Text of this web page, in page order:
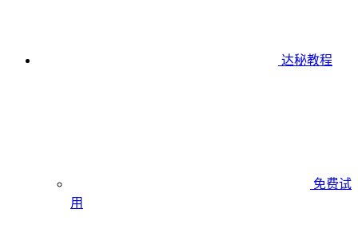
达秘教程
免费试
用